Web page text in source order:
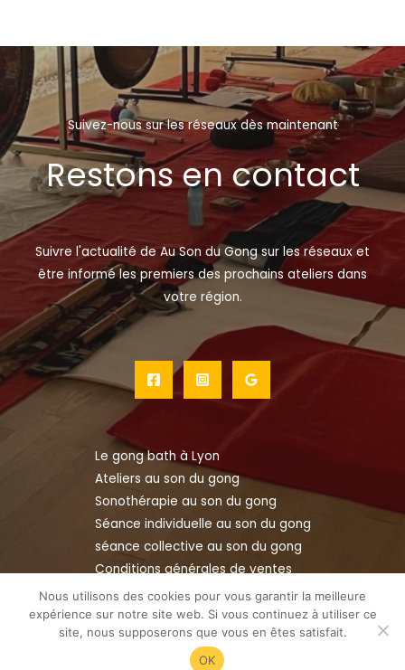
Suivez-nous sur les réseaux dès maintenant
Restons en contact
Suivre l'actualité de Au Son du Gong sur les réseaux et
être informé les premiers des prochains ateliers dans
votre région.
Le gong bath à Lyon
Ateliers au son du gong
Sonothérapie au son du gong
Séance individuelle au son du gong
séance collective au son du gong
Conditions générales de ventes
Mentions légales
Politique de confidentialité
Copyright © 2026 Au Son du Gong
Nous utilisons des cookies pour vous garantir la meilleure
expérience sur notre site web. Si vous continuez à utiliser ce
site, nous supposerons que vous en êtes satisfait.
OK